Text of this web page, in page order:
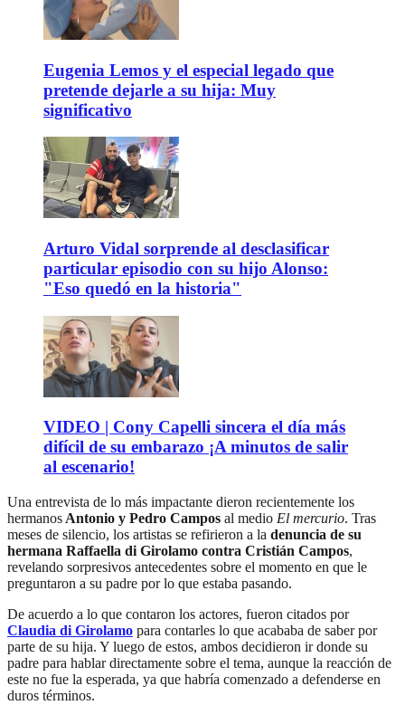
Eugenia Lemos y el especial legado que
pretende dejarle a su hija: Muy
significativo
Arturo Vidal sorprende al desclasificar
particular episodio con su hijo Alonso:
"Eso quedó en la historia"
VIDEO | Cony Capelli sincera el día más
difícil de su embarazo ¡A minutos de salir
al escenario!
Una entrevista de lo más impactante dieron recientemente los
hermanos Antonio y Pedro Campos al medio El mercurio. Tras
meses de silencio, los artistas se refirieron a la denuncia de su
hermana Raffaella di Girolamo contra Cristián Campos,
revelando sorpresivos antecedentes sobre el momento en que le
preguntaron a su padre por lo que estaba pasando.
De acuerdo a lo que contaron los actores, fueron citados por
Claudia di Girolamo para contarles lo que acababa de saber por
parte de su hija. Y luego de estos, ambos decidieron ir donde su
padre para hablar directamente sobre el tema, aunque la reacción de
este no fue la esperada, ya que habría comenzado a defenderse en
duros términos.